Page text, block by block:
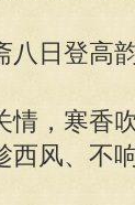
八日登高
情，寒香
西风、不